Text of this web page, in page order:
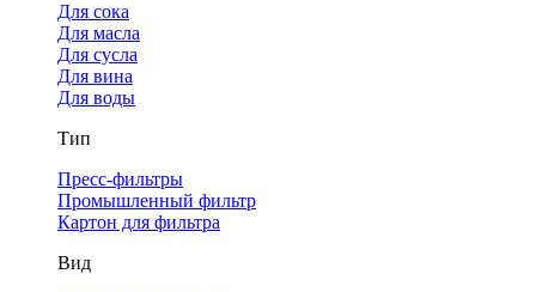
Для сока
Для масла
Для сусла
Для вина
Для воды
Тип
Пресс-фильтры
Промышленный фильтр
Картон для фильтра
Вид